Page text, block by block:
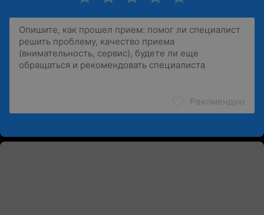
Рекомендую